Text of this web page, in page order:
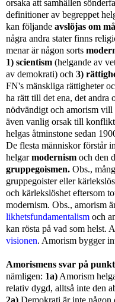
orsaka att samhällen
definitioner av begreppet
kan följande avslöjas om
några andra stater finns
menar är någon sorts
1) scientism (helgande av
av demokrati) och 3)
FN's mänskliga rättigheter
ha rätt till det ena, det andra
nödvändigt och amorism vill
även vanlig orsak till
helgas åtminstone sedan
De flesta människor förstår
helgarmodernism och den
gruppegoismen. Obs.,
gruppegoister eller
och kärlekslöshet eftersom
modernism. Obs., amorism
likhetsfundamentalism och
kan rösta på vad som helst.
visionen. Amorism bygger
Amorismens svar på punkt
nämligen: 1a) Amorism
relativ dygd, alltså inte den
2a) Demokrati är inte